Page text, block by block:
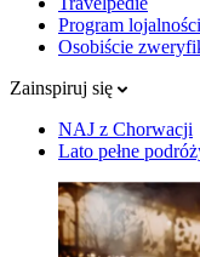
Program
Osobiście
Zainspiruj się
NAJ z Chorwacji
Lato pełne